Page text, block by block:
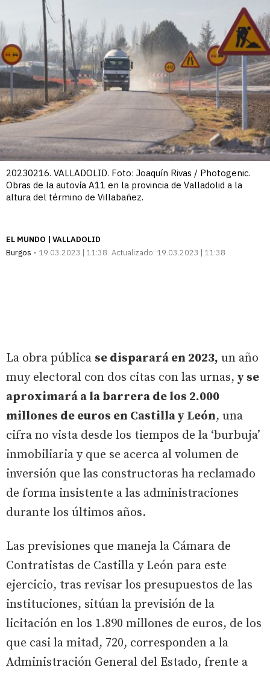
20230216. VALLADOLID. Foto: Joaquín Rivas / Photogenic.
Obras de la autovía A11 en la provincia de Valladolid a la
altura del término de Villabañez.
EL MUNDO | VALLADOLID
Burgos
19.03.2023 | 11:38 Actualizado: 19.03.2023 | 11:38
La obra pública se disparará en 2023, un año
muy electoral con dos citas con las urnas, y se
aproximará a la barrera de los 2.000
millones de euros en Castilla y León, una
cifra no vista desde los tiempos de la ‘burbuja’
inmobiliaria y que se acerca al volumen de
inversión que las constructoras ha reclamado
de forma insistente a las administraciones
durante los últimos años.
Las previsiones que maneja la Cámara de
Contratistas de Castilla y León para este
ejercicio, tras revisar los presupuestos de las
instituciones, sitúan la previsión de la
licitación en los 1.890 millones de euros, de los
que casi la mitad, 720, corresponden a la
Administración General del Estado, frente a